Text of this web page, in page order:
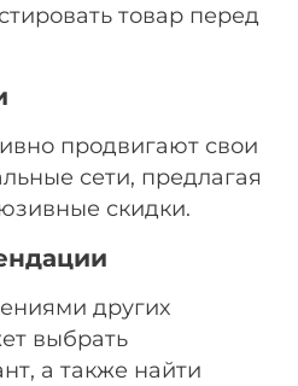
товар перед
продвигают свои
сети, предлагая
скидки.
других
выбрать
а также найти